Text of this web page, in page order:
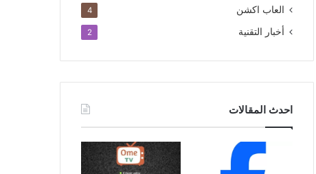
العاب اكشن 4
أخبار التقنية 2
احدث المقالات